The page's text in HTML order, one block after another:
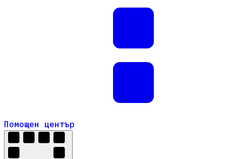
Помощен център
Помощен център